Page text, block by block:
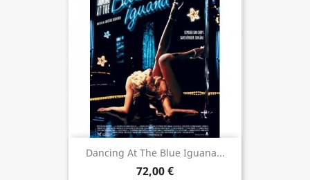
Dancing At The Blue Iguana...
72,00 €